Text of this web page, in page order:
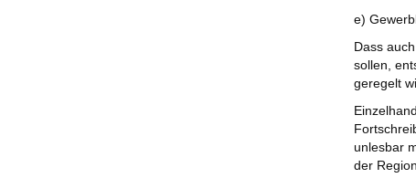
e)
Dass
sollen,
geregelt
unlesbar
der